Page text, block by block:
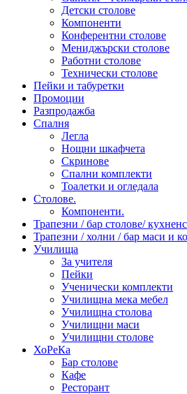
Детски столове
Компоненти
Конферентни столове
Мениджърски столове
Работни столове
Технически столове
Пейки и табуретки
Промоции
Разпродажба
Спалня
Легла
Нощни шкафчета
Скринове
Спални комплекти
Тоалетки и огледала
Столове.
Компоненти.
Трапезни / бар столове/
Трапезни / холни / бар маси и
Училища
За учителя
Пейки
Ученически комплекти
Училищна мека мебел
Училищна столова
Училищни маси
Училищни столове
ХоРеКа
Бар столове
Кафе
Ресторант